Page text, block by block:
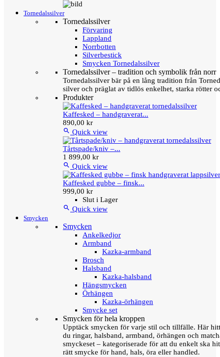
Tornedalssilver
Tornedalssilver
Förvaring
Lappland
Norrbotten
Silverbestick
Smycken Tornedalssilver
Tornedalssilver – tradition och symbolik från norr
Tornedalssilver bär på en lång tradition från
silver och präglat av tidlös enkelhet, starka rötter
Produkter
Kaffesked – handgraverat...
890,00 kr
 Quick view
Tårtspade/kniv –...
1 899,00 kr
 Quick view
Kaffesked gubbe – finsk...
999,00 kr
Slut i Lager
 Quick view
Smycken
Smycken
Ankelkedjor
Armband
Kazka-armband
Brosch
Halsband
Kazka-halsband
Hängsmycken
Örhängen
Kazka-örhängen
Smycke set
Smycken för hela kroppen
Upptäck smycken för varje stil och tillfälle. Här
du ringar, halsband, armband, örhängen och
smyckeset – kategoriserade för att du enkelt ska
rätt smycke för hand, hals, öra eller handled.